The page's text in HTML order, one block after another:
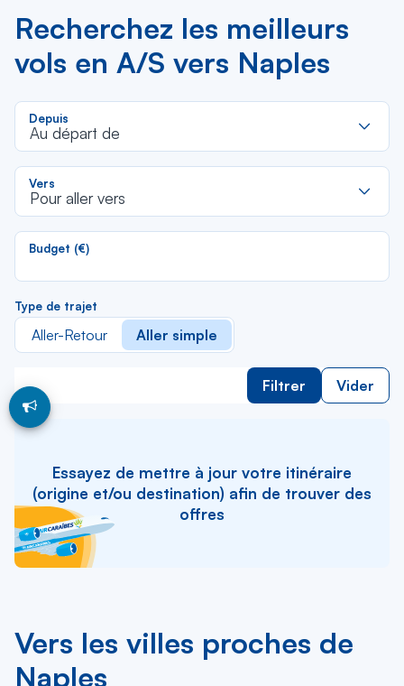
Recherchez les meilleurs
vols en A/S vers Naples
Depuis
Au départ de
Vers
Pour aller vers
Budget (€)
Type de trajet
Aller-Retour Aller simple
Filtrer Vider
Essayez de mettre à jour votre itinéraire
(origine et/ou destination) afin de trouver des
offres
Vers les villes proches de
Naples